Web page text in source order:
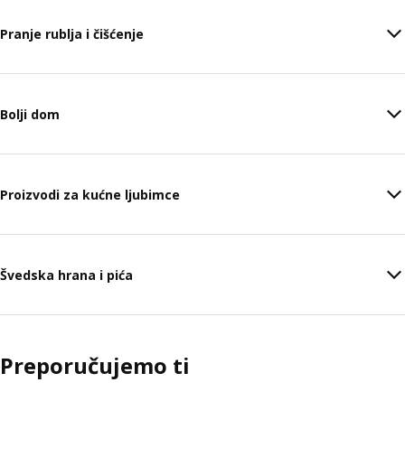
Pranje rublja i čišćenje
Bolji dom
Proizvodi za kućne ljubimce
Švedska hrana i pića
Preporučujemo ti